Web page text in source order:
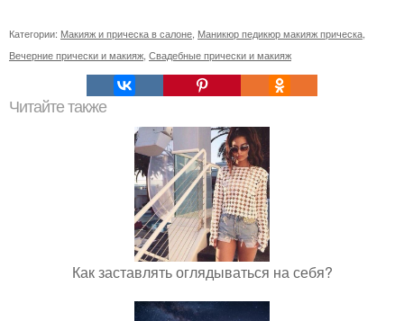
Категории: Макияж и прическа в салоне Маникюр педикюр макияж прическа
Вечерние прически и макияж Свадебные прически и макияж
Читайте также
Как заставлять оглядываться на себя?